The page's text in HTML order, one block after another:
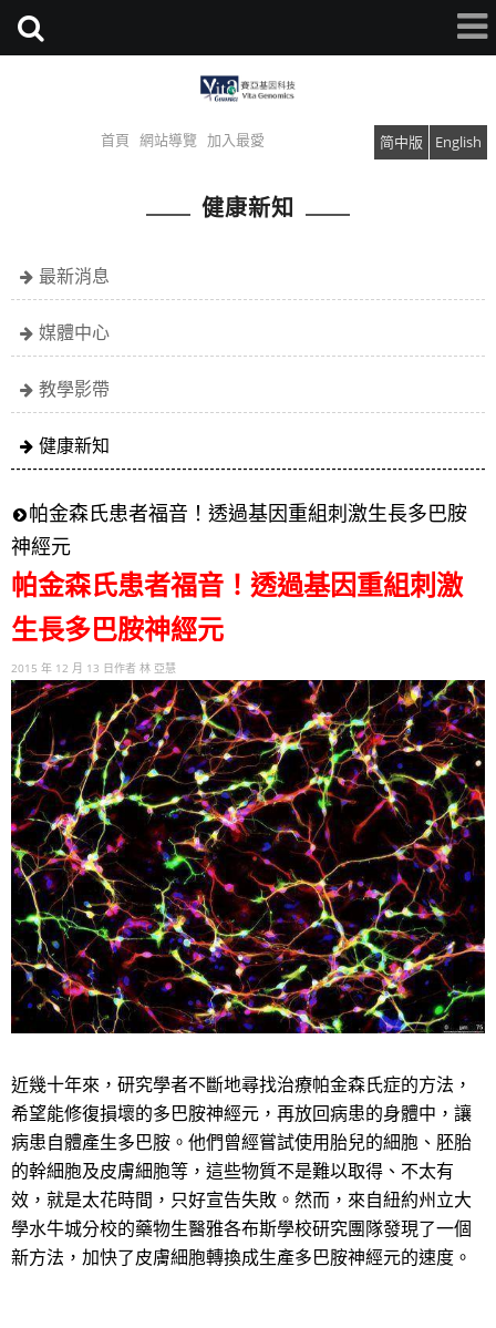
首頁 網站導覽 加入最愛 简中版 English
健康新知
最新消息
媒體中心
教學影帶
健康新知
帕金森氏患者福音！透過基因重組刺激生長多巴胺
神經元
帕金森氏患者福音！透過基因重組刺激
生長多巴胺神經元
2015 年 12 月 13 日作者 林 亞慧
近幾十年來，研究學者不斷地尋找治療帕金森氏症的方法，
希望能修復損壞的多巴胺神經元，再放回病患的身體中，讓
病患自體產生多巴胺。他們曾經嘗試使用胎兒的細胞、胚胎
的幹細胞及皮膚細胞等，這些物質不是難以取得、不太有
效，就是太花時間，只好宣告失敗。然而，來自紐約州立大
學水牛城分校的藥物生醫雅各布斯學校研究團隊發現了一個
新方法，加快了皮膚細胞轉換成生產多巴胺神經元的速度。